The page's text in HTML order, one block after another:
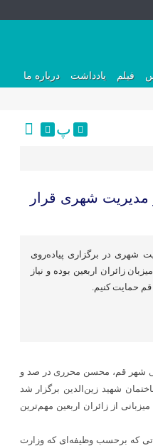
فیلم یادداشت درباره ما
پ
شهری قرار
شهری در برگزاری پیاده‌روی
شهر قم به مدت ۳۰ روز میزبان زائران اربعین بوده و نیاز
حمایت کنیم.
شهر قم، محسن محرری در صد و
شهید زین‌الدین برگزار شد
از زائران اربعین مهم‌ترین
که برحسب وظیفه‌ای که وزارت